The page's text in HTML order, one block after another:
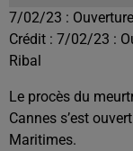
7/02/23 :
Crédit : 7/02/23 :
Ribal
Le procès du
Cannes s’est
Maritimes.